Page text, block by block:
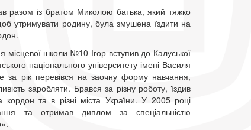
разом із братом Миколою батька, який тяжко
утримувати родину, була змушена їздити на
місцевої школи №10 Ігор вступив до Калуської
національного університету імені Василя
за рік перевівся на заочну форму навчання,
заробляти. Брався за різну роботу, їздив
кордон та в різні міста України. У 2005 році
та отримав диплом за спеціальністю